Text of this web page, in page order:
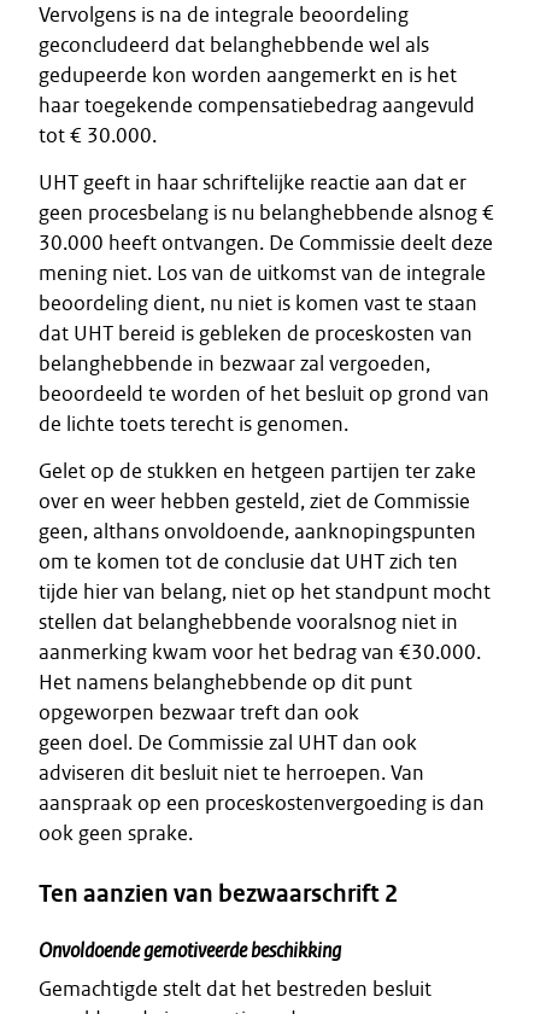
Vervolgens is na de integrale beoordeling
geconcludeerd dat belanghebbende wel als
gedupeerde kon worden aangemerkt en is het
haar toegekende compensatiebedrag aangevuld
tot € 30.000.
UHT geeft in haar schriftelijke reactie aan dat er
geen procesbelang is nu belanghebbende alsnog €
30.000 heeft ontvangen. De Commissie deelt deze
mening niet. Los van de uitkomst van de integrale
beoordeling dient, nu niet is komen vast te staan
dat UHT bereid is gebleken de proceskosten van
belanghebbende in bezwaar zal vergoeden,
beoordeeld te worden of het besluit op grond van
de lichte toets terecht is genomen.
Gelet op de stukken en hetgeen partijen ter zake
over en weer hebben gesteld, ziet de Commissie
geen, althans onvoldoende, aanknopingspunten
om te komen tot de conclusie dat UHT zich ten
tijde hier van belang, niet op het standpunt mocht
stellen dat belanghebbende vooralsnog niet in
aanmerking kwam voor het bedrag van €30.000.
Het namens belanghebbende op dit punt
opgeworpen bezwaar treft dan ook
geen doel. De Commissie zal UHT dan ook
adviseren dit besluit niet te herroepen. Van
aanspraak op een proceskostenvergoeding is dan
ook geen sprake.
Ten aanzien van bezwaarschrift 2
Onvoldoende gemotiveerde beschikking
Gemachtigde stelt dat het bestreden besluit